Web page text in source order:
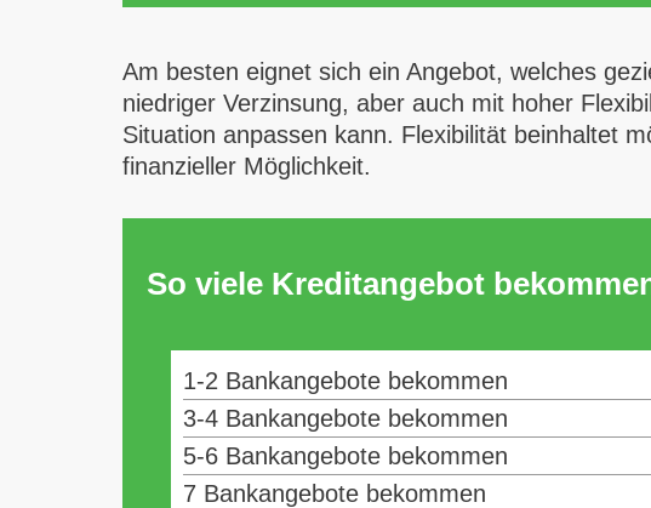
Am besten eignet sich ein Angebot, welches
niedriger Verzinsung, aber auch mit hoher
Situation anpassen kann. Flexibilität beinhaltet
finanzieller Möglichkeit.
So viele Kreditangebot
1-2 Bankangebote bekommen
3-4 Bankangebote bekommen
5-6 Bankangebote bekommen
7 Bankangebote bekommen